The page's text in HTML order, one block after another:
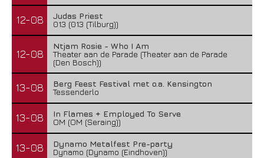
12-08
Judas Priest
013 (013 (Tilburg))
12-08
Ntjam Rosie - Who I Am
Theater aan de Parade (Theater aan de Parade
(Den Bosch))
13-08
Berg Feest Festival met o.a. Kensington
Tessenderlo
13-08
In Flames + Employed To Serve
OM (OM (Seraing))
13-08
Dynamo Metalfest Pre-party
Dynamo (Dynamo (Eindhoven))